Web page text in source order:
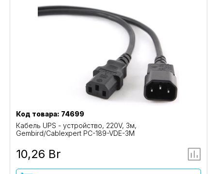
Код товара: 74699
Кабель UPS - устройство, 220V, 3м,
Gembird/Cablexpert PC-189-VDE-3M
10,26 Br